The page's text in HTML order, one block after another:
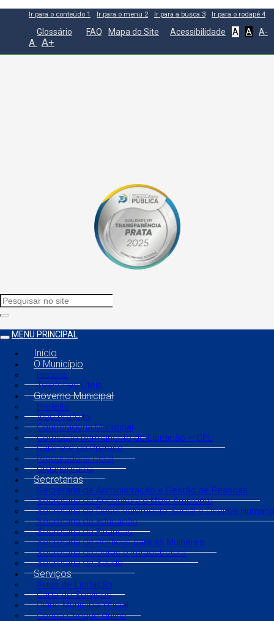
Ir para o conteúdo 1 Ir para o menu 2 Ir para a busca 3 Ir para o rodapé 4
Glossário FAQ Mapa do Site Acessibilidade A A A-
A A+
MENU PRINCIPAL
Início
O Município
História
Telefones Úteis
Governo Municipal
Prefeito
Vice Prefeito
Controladoria Municipal
Comissão Permanente de Licitação – CPL
Gabinete do Prefeito
Procuradoria Geral
Organograma
Secretarias
Secretaria de Administração e Gestão de Pessoas
Secretaria de Agricultura e Meio Ambiente
Secretaria de Desenvolvimento Social e Direitos
Secretaria de Educação
Secretaria de Finanças
Secretaria de Políticas para as Mulheres
Secretaria de Obras e Infraestrutura
Secretaria de Saúde
Serviços
Aviso de Licitação
Carta de Serviços
Diário Municipal Oficial
Contra Cheque Online